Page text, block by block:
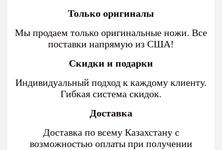
Только оригиналы
Мы продаем только оригинальные ножи. Все
поставки напрямую из США!
Скидки и подарки
Индивидуальный подход к каждому клиенту.
Гибкая система скидок.
Доставка
Доставка по всему Казахстану с
возможностью оплаты при получении